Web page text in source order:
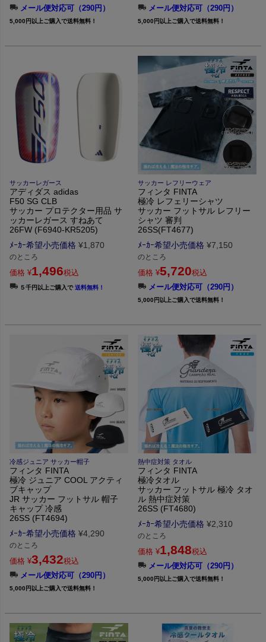
メール便対応可（290円）
5,000円以上ご購入で送料無料！
メール便対応可（290円）
5,000円以上ご購入で送料無料！
サッカーレガース
アディダス adidas
F50 SG CLB
サッカー プロテクター用品 サ
ッカーレガース すねあて
26FW (F6940-KR5205)
ﾒｰｶｰ希望小売価格 ¥1,870
のところ
価格 ¥1,496税込
５千円以上ご購入で送料無料！
サッカー レフリーウェア
フィンタ FINTA
極冷 レフェリーシャツ
サッカー フットサル レフリー
シャツ 審判
26SS(FT4677)
ﾒｰｶｰ希望小売価格 ¥7,150
のところ
価格 ¥5,720税込
メール便対応可（290円）
5,000円以上ご購入で送料無料！
冷感ジュニア サッカー帽子
フィンタ FINTA
極冷 ジュニア COOL アクティ
ブキャップ
JR サッカー フットサル 帽子
キャップ 冷感
26SS (FT4694)
ﾒｰｶｰ希望小売価格 ¥4,290
のところ
価格 ¥3,432税込
メール便対応可（290円）
5,000円以上ご購入で送料無料！
熱中症対策 タオル
フィンタ FINTA
極冷タオル
サッカー フットサル 極冷 タオ
ル 熱中症対策
26SS (FT4680)
ﾒｰｶｰ希望小売価格 ¥2,310
のところ
価格 ¥1,848税込
メール便対応可（290円）
5,000円以上ご購入で送料無料！